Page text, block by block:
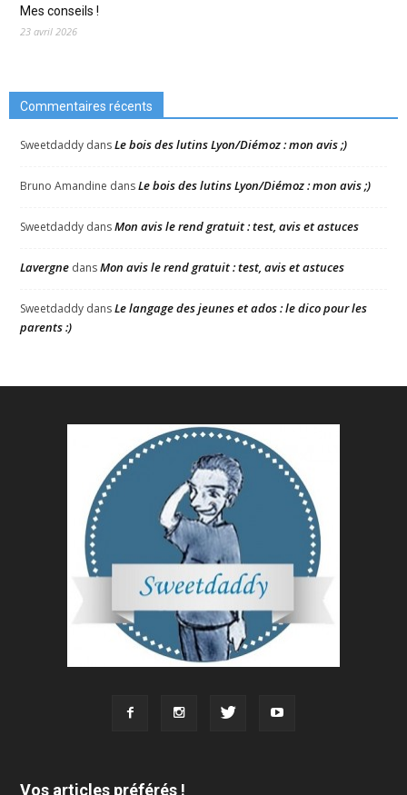
Mes conseils !
23 avril 2026
Commentaires récents
Sweetdaddy dansLe bois des lutins Lyon/Diémoz : mon avis ;)
Bruno Amandine dansLe bois des lutins Lyon/Diémoz : mon avis ;)
Sweetdaddy dansMon avis le rend gratuit : test, avis et astuces
Lavergne dansMon avis le rend gratuit : test, avis et astuces
Sweetdaddy dansLe langage des jeunes et ados : le dico pour les
parents :)
Vos articles préférés !